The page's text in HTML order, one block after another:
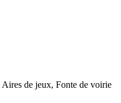
de jeux, Fonte de voirie